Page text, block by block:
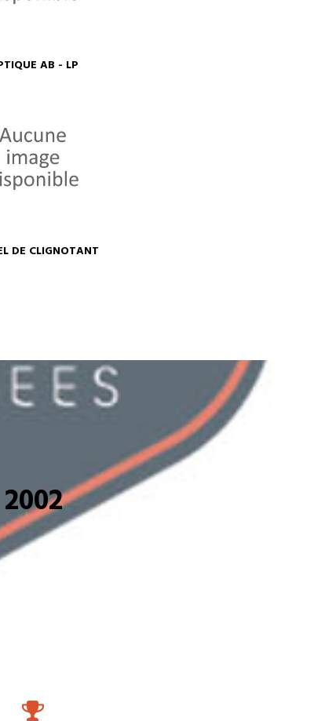
AB - LP
DE CLIGNOTANT